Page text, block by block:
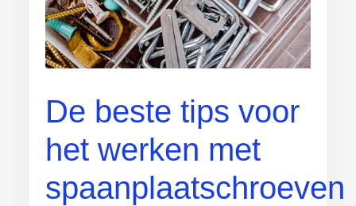
De beste tips voor
het werken met
spaanplaatschroeven